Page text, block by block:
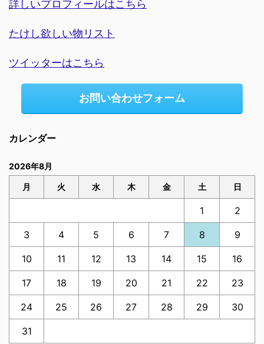
詳しいプロフィールはこちら
たけし欲しい物リスト
ツイッターはこちら
お問い合わせフォーム
カレンダー
2026年8月
月 火 水 木 金 土 日
1 2
3 4 5 6 7 8 9
10 11 12 13 14 15 16
17 18 19 20 21 22 23
24 25 26 27 28 29 30
31